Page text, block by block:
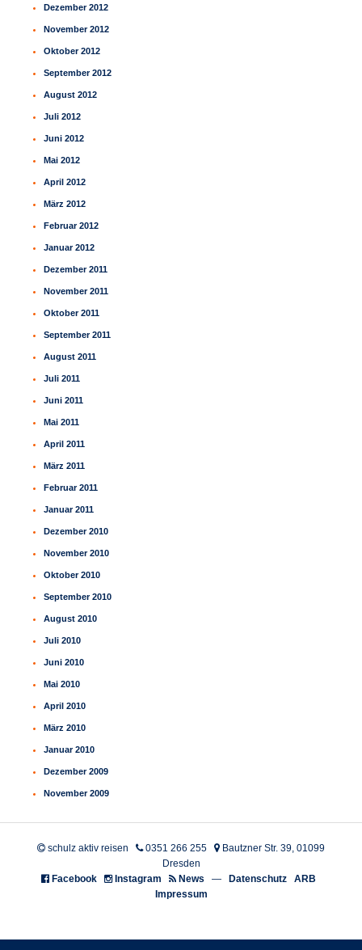
Dezember 2012
November 2012
Oktober 2012
September 2012
August 2012
Juli 2012
Juni 2012
Mai 2012
April 2012
März 2012
Februar 2012
Januar 2012
Dezember 2011
November 2011
Oktober 2011
September 2011
August 2011
Juli 2011
Juni 2011
Mai 2011
April 2011
März 2011
Februar 2011
Januar 2011
Dezember 2010
November 2010
Oktober 2010
September 2010
August 2010
Juli 2010
Juni 2010
Mai 2010
April 2010
März 2010
Januar 2010
Dezember 2009
November 2009
schulz aktiv reisen 0351 266 255
Bautzner Str. 39, 01099
Dresden
Facebook
Instagram News — Datenschutz
ARB
Impressum